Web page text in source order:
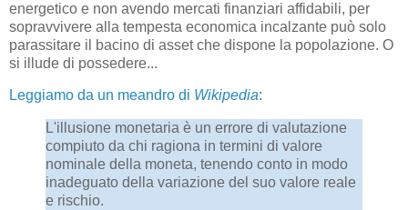
energetico e non avendo mercati finanziari affidabili, per
sopravvivere alla tempesta economica incalzante può solo
parassitare il bacino di asset che dispone la popolazione. O
si illude di possedere...
Leggiamo da un meandro di Wikipedia:
L'illusione monetaria è un errore di valutazione
compiuto da chi ragiona in termini di valore
nominale della moneta, tenendo conto in modo
inadeguato della variazione del suo valore reale
e rischio.